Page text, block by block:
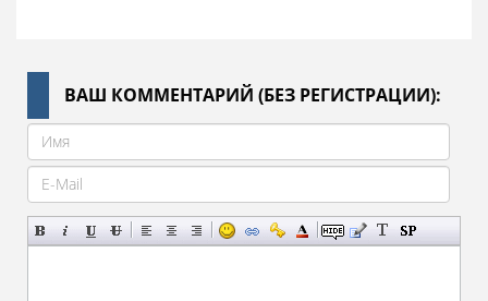
ВАШ КОММЕНТАРИЙ (БЕЗ РЕГИСТРАЦИИ):